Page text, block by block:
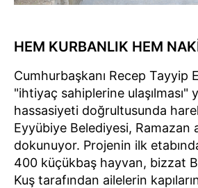
HEM KURBANLIK HEM
Cumhurbaşkanı Recep Tayyip
"ihtiyaç sahiplerine ulaşılması"
hassasiyeti doğrultusunda
Eyyübiye Belediyesi, Ramazan
dokunuyor. Projenin ilk
400 küçükbaş hayvan, bizzat
Kuş tarafından ailelerin